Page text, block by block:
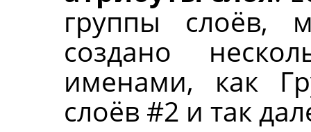
группы слоёв,
создано
именами, как
слоёв #2 и так